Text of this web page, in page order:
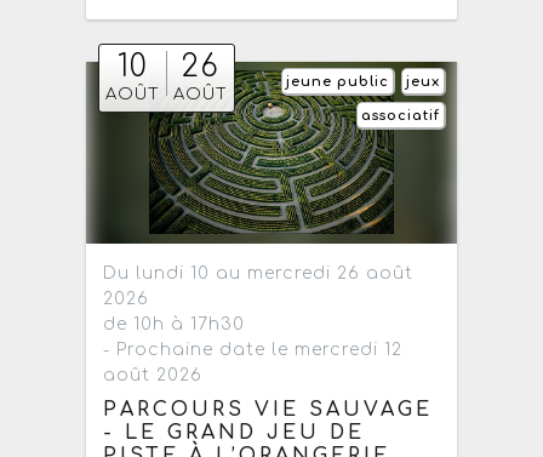
10
AOÛT
26
AOÛT
jeux
jeune public
associatif
Du lundi 10 au mercredi 26 août
2026
de 10h à 17h30
- Prochaine date le mercredi 12
août 2026
PARCOURS VIE SAUVAGE
- LE GRAND JEU DE